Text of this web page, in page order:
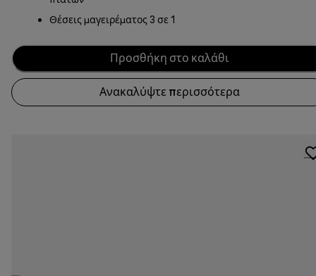
Θέσεις μαγειρέματος 3 σε 1
Προσθήκη στο καλάθι
Ανακαλύψτε περισσότερα